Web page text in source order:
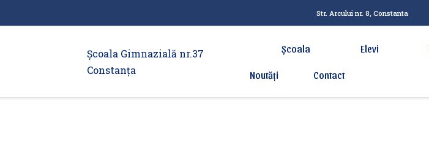
Str. Arcului nr. 8, Constanta
Școala Gimnazială nr.37
Constanța
Școala Elevi
Noutăți Contact